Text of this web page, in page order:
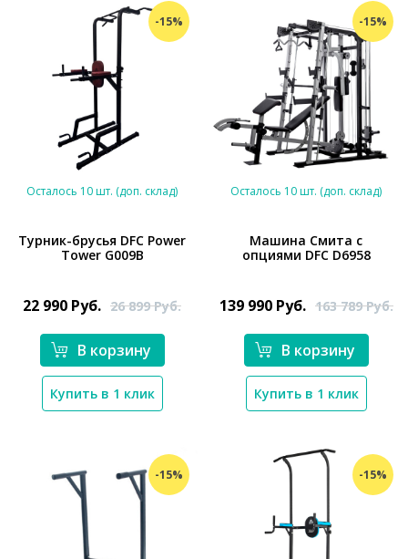
-15%
Осталось 10 шт. (доп. склад)
Турник-брусья DFC Power
Tower G009B
22 990 Руб. 26 899Руб.
В корзину
Купить в 1 клик
-15%
Осталось 10 шт. (доп. склад)
Машина Смита с
опциями DFC D6958
139 990 Руб. 163 789Руб.
В корзину
Купить в 1 клик
-15% -15%